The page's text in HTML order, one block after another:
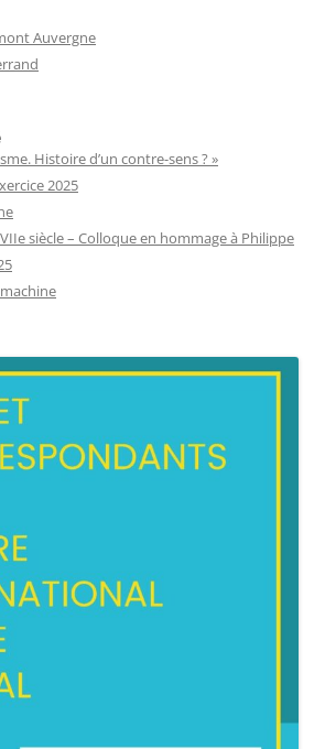
Auvergne
Histoire d’un contre-sens ? »
2025
siècle – Colloque en hommage à Philippe